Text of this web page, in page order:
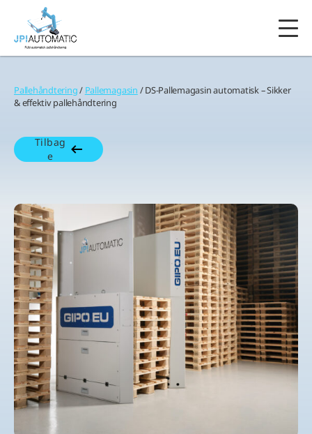
Pallehåndtering/ Pallemagasin / DS‑Pallemagasin automatisk – Sikker
& effektiv pallehåndtering
Tilbag
e